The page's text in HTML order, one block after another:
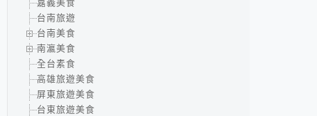
嘉義美食
台南旅遊
台南美食
南瀛美食
全台素食
高雄旅遊美食
屏東旅遊美食
台東旅遊美食